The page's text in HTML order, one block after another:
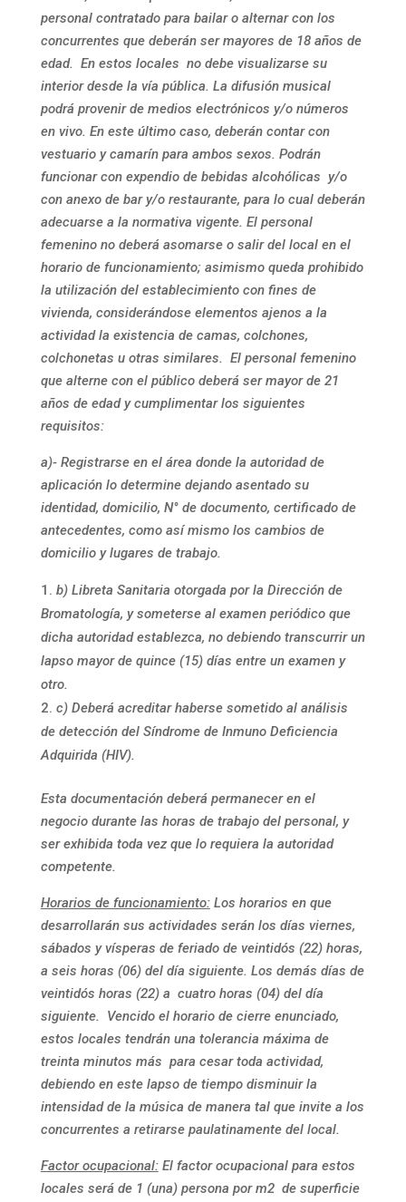
personal contratado para bailar o alternar con los
concurrentes que deberán ser mayores de 18 años de
edad. En estos locales no debe visualizarse su
interior desde la vía pública. La difusión musical
podrá provenir de medios electrónicos y/o números
en vivo. En este último caso, deberán contar con
vestuario y camarín para ambos sexos. Podrán
funcionar con expendio de bebidas alcohólicas y/o
con anexo de bar y/o restaurante, para lo cual deberán
adecuarse a la normativa vigente. El personal
femenino no deberá asomarse o salir del local en el
horario de funcionamiento; asimismo queda prohibido
la utilización del establecimiento con fines de
vivienda, considerándose elementos ajenos a la
actividad la existencia de camas, colchones,
colchonetas u otras similares. El personal femenino
que alterne con el público deberá ser mayor de 21
años de edad y cumplimentar los siguientes
requisitos:
a)- Registrarse en el área donde la autoridad de
aplicación lo determine dejando asentado su
identidad, domicilio, N° de documento, certificado de
antecedentes, como así mismo los cambios de
domicilio y lugares de trabajo.
b) Libreta Sanitaria otorgada por la Dirección de
Bromatología, y someterse al examen periódico que
dicha autoridad establezca, no debiendo transcurrir un
lapso mayor de quince (15) días entre un examen y
otro.
c) Deberá acreditar haberse sometido al análisis
de detección del Síndrome de Inmuno Deficiencia
Adquirida (HIV).
Esta documentación deberá permanecer en el
negocio durante las horas de trabajo del personal, y
ser exhibida toda vez que lo requiera la autoridad
competente.
Horarios de funcionamiento:Los horarios en que
desarrollarán sus actividades serán los días viernes,
sábados y vísperas de feriado de veintidós (22) horas,
a seis horas (06) del día siguiente. Los demás días de
veintidós horas (22) a cuatro horas (04) del día
siguiente. Vencido el horario de cierre enunciado,
estos locales tendrán una tolerancia máxima de
treinta minutos más para cesar toda actividad,
debiendo en este lapso de tiempo disminuir la
intensidad de la música de manera tal que invite a los
concurrentes a retirarse paulatinamente del local.
Factor ocupacional:El factor ocupacional para estos
locales será de 1 (una) persona por m2 de superficie